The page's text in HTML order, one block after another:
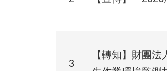
3
【轉知】財團